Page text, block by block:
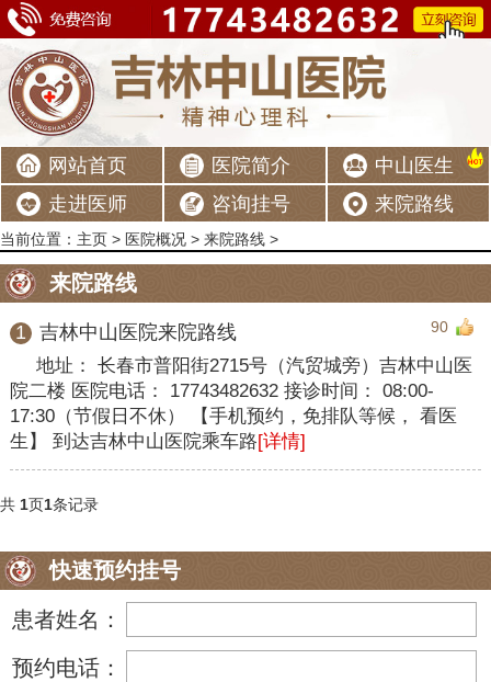
网站首页 医院简介
中山医生
走进医师
咨询挂号 来院路线
当前位置： 主页 > 医院概况 > 来院路线 >
来院路线
1 吉林中山医院来院路线 90
地址： 长春市普阳街2715号（汽贸城旁）吉林中山医
院二楼 医院电话： 17743482632 接诊时间： 08:00-
17:30（节假日不休） 【手机预约，免排队等候， 看医
生】 到达吉林中山医院乘车路[详情]
共 1页1条记录
快速预约挂号
患者姓名：
预约电话：